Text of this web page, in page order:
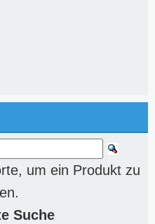
um ein Produkt zu
Suche